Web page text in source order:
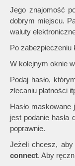
Jego znajomość
dobrym miejscu.
waluty
Po zabezpieczeniu
W kolejnym oknie
Podaj hasło,
zlecaniu płatności
Hasło
jest podanie hasła
poprawnie.
Jeżeli chcesz,
connect. Aby